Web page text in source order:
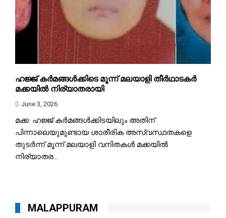
ഹജ്ജ് കർമങ്ങൾക്കിടെ മൂന്ന് മലയാളി തീർഥാടകർ
മക്കയിൽ നിര്യാതരായി
June 3, 2026
മക്ക: ഹജ്ജ് കർമങ്ങൾക്കിടയിലും അതിന്
പിന്നാലെയുമുണ്ടായ ശാരീരിക അസ്വസ്ഥതകളെ
തുടർന്ന് മൂന്ന് മലയാളി വനിതകൾ മക്കയിൽ
നിര്യാതര...
MALAPPURAM